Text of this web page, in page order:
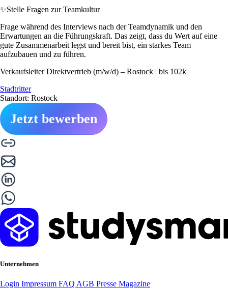
✨Stelle Fragen zur Teamkultur
Frage während des Interviews nach der Teamdynamik und den
Erwartungen an die Führungskraft. Das zeigt, dass du Wert auf eine
gute Zusammenarbeit legst und bereit bist, ein starkes Team
aufzubauen und zu führen.
Verkaufsleiter Direktvertrieb (m/w/d) – Rostock | bis 102k
Stadtritter
Standort: Rostock
Jetzt bewerben
Unternehmen
Login Impressum FAQ AGB Presse Magazine